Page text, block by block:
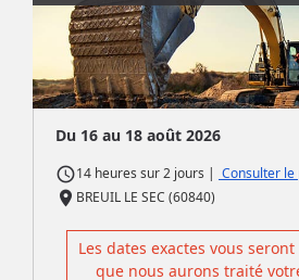
Du 16 au 18 août 2026
access_time14 heures sur2 jours | Consulter le
place BREUIL LE SEC (60840)
Les dates exactes vous
que nous aurons traité